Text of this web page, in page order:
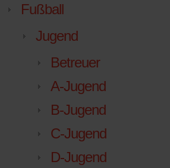
Fußball
Jugend
Betreuer
A-Jugend
B-Jugend
C-Jugend
D-Jugend